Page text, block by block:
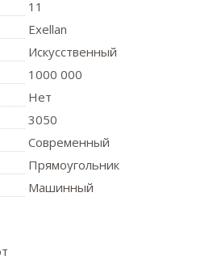
11
Exellan
Искусственный
1000 000
Нет
3050
Современный
Прямоугольник
Машинный